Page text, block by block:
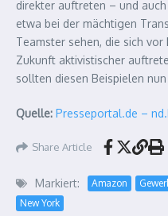
direkter auftreten – und
etwa bei der mächtigen
Teamster sehen, die sich
Zukunft aktivistischer
sollten diesen Beispielen
Quelle: Presseportal.de –
Share Article
Markiert: Amazon
New York